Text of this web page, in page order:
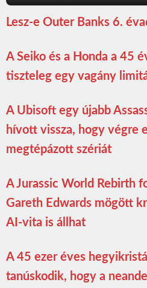
Lesz-e Outer Banks 6.
A Seiko és a Honda a 45
tiszteleg egy vagány
A Ubisoft egy újabb
hívott vissza, hogy végre
megtépázott szériát
A Jurassic World Rebirth
Gareth Edwards mögött
AI-vita is állhat
A 45 ezer éves
tanúskodik, hogy a